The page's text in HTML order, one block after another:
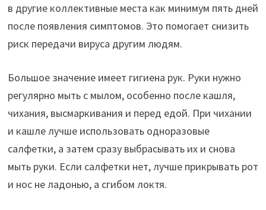
в другие коллективные места как минимум пять дней
после появления симптомов. Это помогает снизить
риск передачи вируса другим людям.
Большое значение имеет гигиена рук. Руки нужно
регулярно мыть с мылом, особенно после кашля,
чихания, высмаркивания и перед едой. При чихании
и кашле лучше использовать одноразовые
салфетки, а затем сразу выбрасывать их и снова
мыть руки. Если салфетки нет, лучше прикрывать рот
и нос не ладонью, а сгибом локтя.